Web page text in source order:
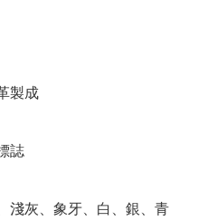
製成
誌
淺灰、象牙、白、銀、青